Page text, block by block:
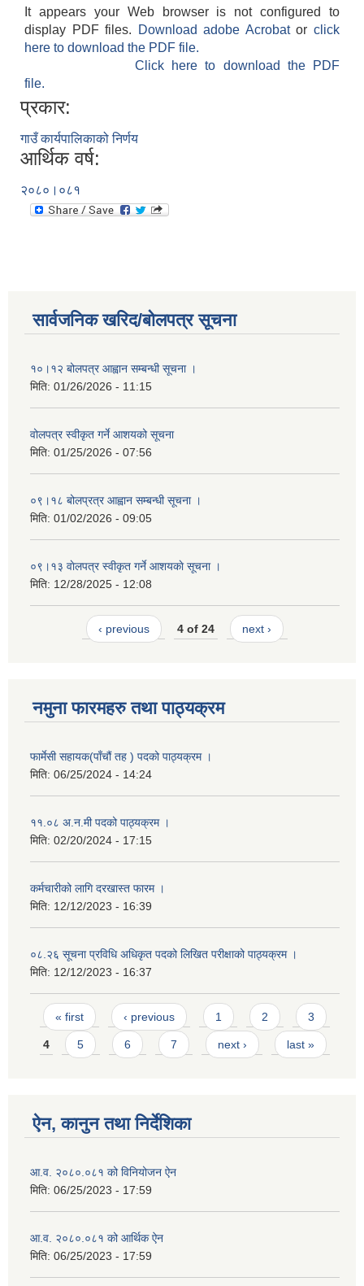
It appears your Web browser is not configured to
display PDF files.
Download adobe Acrobatorclick
here to download the PDF file.
Click here to download the PDF
file.
प्रकार:
गाउँ कार्यपालिकाको निर्णय
आर्थिक वर्ष:
२०८०।०८१
सार्वजनिक खरिद/बोलपत्र सूचना
१०।१२ बोलपत्र आह्वान सम्बन्धी सूचना ।
मिति: 01/26/2026 - 11:15
वोलपत्र स्वीकृत गर्ने आशयको सूचना
मिति: 01/25/2026 - 07:56
०९।१८ बोलप्रत्र आह्वान सम्बन्धी सूचना ।
मिति: 01/02/2026 - 09:05
०९।१३ वाेलपत्र स्वीकृत गर्ने आशयकाे सूचना ।
मिति: 12/28/2025 - 12:08
‹ previous 4 of 24 next ›
नमुना फारमहरु तथा पाठ्यक्रम
फार्मेसी सहायक(पाँचौं तह ) पदको पाठ्यक्रम ।
मिति: 06/25/2024 - 14:24
११.०८ अ.न.मी पदको पाठ्यक्रम ।
मिति: 02/20/2024 - 17:15
कर्मचारीको लागि दरखास्त फारम ।
मिति: 12/12/2023 - 16:39
०८.२६ सूचना प्रविधि अधिकृत पदको लिखित परीक्षाको पाठ्यक्रम ।
मिति: 12/12/2023 - 16:37
Pages
« first ‹ previous 1 2 3
4 5 6 7 next › last »
ऐन, कानुन तथा निर्देशिका
आ.व. २०८०.०८१ को विनियोजन ऐन
मिति: 06/25/2023 - 17:59
आ.व. २०८०.०८१ को आर्थिक ऐन
मिति: 06/25/2023 - 17:59